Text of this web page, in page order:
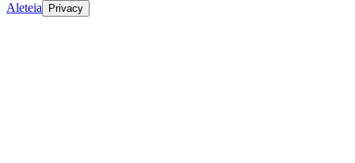
Aleteia
Privacy